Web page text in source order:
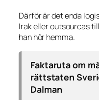
Därför är det enda
Irak eller outsourcas
han hör hemma.
Faktaruta om
rättstaten
Dalman